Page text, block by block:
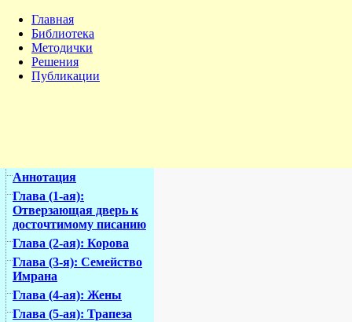
Главная
Библиотека
Методички
Решения
Публикации
Аннотация
Глава (1-ая):
Отверзающая дверь к
досточтимому писанию
Глава (2-ая): Корова
Глава (3-я): Семейство
Имрана
Глава (4-ая): Жены
Глава (5-ая): Трапеза